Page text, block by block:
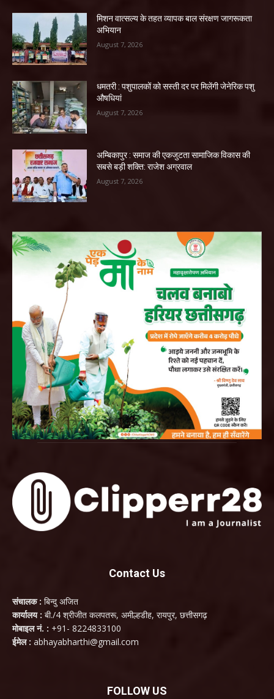
मिशन वात्सल्य के तहत व्यापक बाल संरक्षण जागरूकता
अभियान
August 7, 2026
धमतरी : पशुपालकों को सस्ती दर पर मिलेंगी जेनेरिक पशु
औषधियां
August 7, 2026
अम्बिकापुर : समाज की एकजुटता सामाजिक विकास की
सबसे बड़ी शक्ति: राजेश अग्रवाल
August 7, 2026
Contact Us
संचालक : बिन्दु अजित
कार्यालय : बी./4 श्रीजीत कलपतरू, अमील्हडीह, रायपुर, छत्तीसगढ़
मोबाइल नं. : +91- 8224833100
ईमेल : abhayabharthi@gmail.com
FOLLOW US